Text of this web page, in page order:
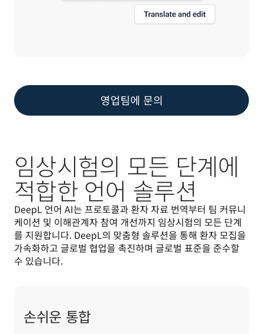
영업팀에 문의
임상시험의 모든 단계에
적합한 언어 솔루션
DeepL 언어 AI는 프로토콜과 환자 자료 번역부터 팀 커뮤니
케이션 및 이해관계자 참여 개선까지 임상시험의 모든 단계
를 지원합니다. DeepL의 맞춤형 솔루션을 통해 환자 모집을
가속화하고 글로벌 협업을 촉진하며 글로벌 표준을 준수할
수 있습니다.
손쉬운 통합